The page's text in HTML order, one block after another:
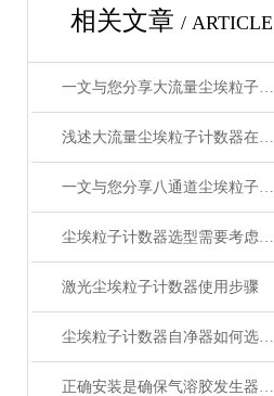
相关文章 / ARTICLE
一文与您分享大流量尘埃粒子计数器的维护保养方法
浅述大流量尘埃粒子计数器在日常使用和保养中应注意的事项
一文与您分享八通道尘埃粒子计数器的维护保养方法
尘埃粒子计数器选型需要考虑哪些因素
激光尘埃粒子计数器使用步骤
尘埃粒子计数器自净器如何选择和更换
正确安装是确保气溶胶发生器有效性的关键